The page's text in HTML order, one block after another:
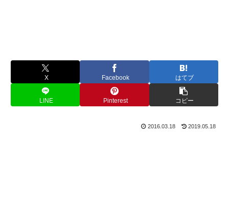
X Facebook はてブ
LINE Pinterest コピー
2016.03.18 2019.05.18